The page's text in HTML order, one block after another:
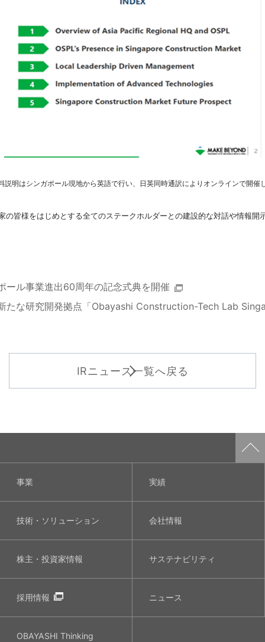
説明はシンガポール現地から英語で行い、日英同時通訳によりオンラインで開催
の皆様をはじめとする全てのステークホルダーとの建設的な対話や情報開
ール事業進出60周年の記念式典を開催
たな研究開発拠点「Obayashi Construction-Tech Lab
IRニュース一覧へ戻る
事業 実績
技術・ソリューション 会社情報
株主・投資家情報 サステナビリティ
採用情報 ニュース
OBAYASHI Thinking